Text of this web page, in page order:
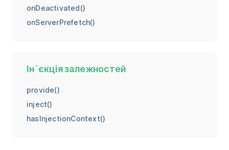
onDeactivated()
onServerPrefetch()
Ін`єкція залежностей
provide()
inject()
hasInjectionContext()